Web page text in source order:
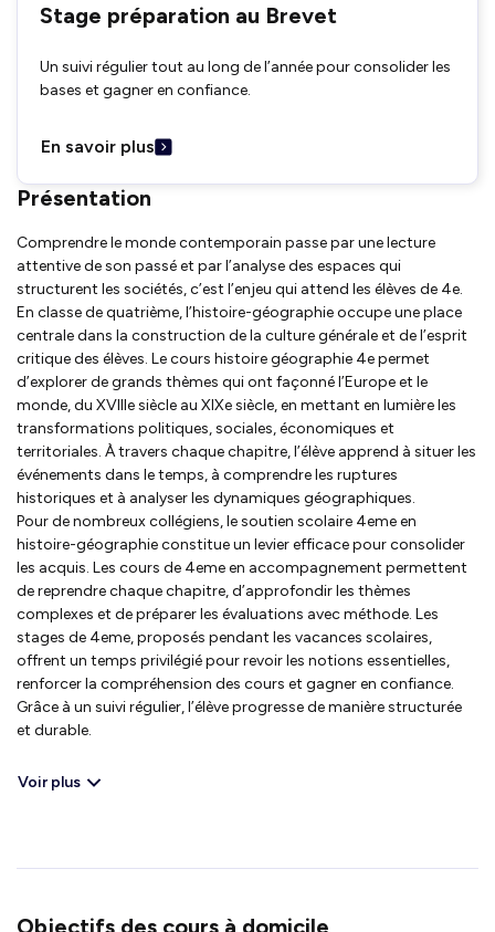
Stage préparation au Brevet
Un suivi régulier tout au long de l’année pour consolider les
bases et gagner en confiance.
En savoir plus
Présentation
Comprendre le monde contemporain passe par une lecture
attentive de son passé et par l’analyse des espaces qui
structurent les sociétés, c’est l’enjeu qui attend les élèves de 4e.
En classe de quatrième, l’histoire-géographie occupe une place
centrale dans la construction de la culture générale et de l’esprit
critique des élèves. Le cours histoire géographie 4e permet
d’explorer de grands thèmes qui ont façonné l’Europe et le
monde, du XVIIIe siècle au XIXe siècle, en mettant en lumière les
transformations politiques, sociales, économiques et
territoriales. À travers chaque chapitre, l’élève apprend à situer les
événements dans le temps, à comprendre les ruptures
historiques et à analyser les dynamiques géographiques.
Pour de nombreux collégiens, le soutien scolaire 4eme en
histoire-géographie constitue un levier efficace pour consolider
les acquis. Les cours de 4eme en accompagnement permettent
de reprendre chaque chapitre, d’approfondir les thèmes
complexes et de préparer les évaluations avec méthode. Les
stages de 4eme, proposés pendant les vacances scolaires,
offrent un temps privilégié pour revoir les notions essentielles,
renforcer la compréhension des cours et gagner en confiance.
Grâce à un suivi régulier, l’élève progresse de manière structurée
et durable.
Voir plus
Objectifs des cours à domicile